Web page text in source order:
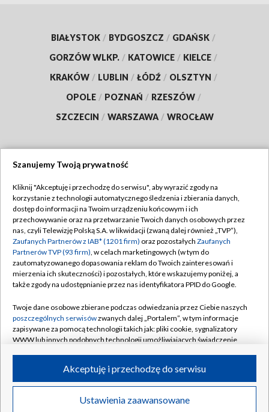
BIAŁYSTOK / BYDGOSZCZ / GDAŃSK /
GORZÓW WLKP. / KATOWICE / KIELCE /
KRAKÓW / LUBLIN / ŁÓDŹ / OLSZTYN /
OPOLE / POZNAŃ / RZESZÓW /
SZCZECIN / WARSZAWA / WROCŁAW
TVP
Abonament TVP
Emisja w TVP
Centrum informacji TVP
Naziemna Telewizja Cyfrowa
Rada Programowa
System NOS
Informacje o nadawcy
Program dla prasy
Regulamin TVP
Polityka prywatności
Moje zgody
Pomoc
Kontakt
Kanały
©2026 Telewizja Polska S.A. w likwidacji
Szanujemy Twoją prywatność
Kliknij "Akceptuję i przechodzę do serwisu", aby wyrazić zgody na
korzystanie z technologii automatycznego śledzenia i zbierania danych,
dostęp do informacji na Twoim urządzeniu końcowym i ich
przechowywanie oraz na przetwarzanie Twoich danych osobowych przez
nas, czyli Telewizję Polską S.A. w likwidacji (zwaną dalej również „TVP”),
Zaufanych Partnerów z IAB* (1201 firm) oraz pozostałych Zaufanych
Partnerów TVP (93 firm), w celach marketingowych (w tym do
zautomatyzowanego dopasowania reklam do Twoich zainteresowań i
mierzenia ich skuteczności) i pozostałych, które wskazujemy poniżej, a
także zgody na udostępnianie przez nas identyfikatora PPID do Google.
Twoje dane osobowe zbierane podczas odwiedzania przez Ciebie naszych
poszczególnych serwisówzwanych dalej „Portalem”, w tym informacje
zapisywane za pomocą technologii takich jak: pliki cookie, sygnalizatory
WWW lub innych podobnych technologii umożliwiających świadczenie
ruchu w Internecie.
Twoje dane osobowe zbierane podczas odwiedzania przez Ciebie
poszczególnych serwisówna Portalu, takie jak adresy IP, identyfikatory
Ustawienia zaawansowane
Akceptuję i przechodzę do serwisu